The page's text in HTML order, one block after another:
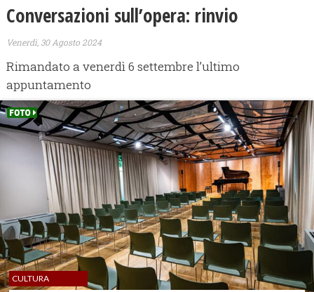
Conversazioni sull’opera: rinvio
Venerdì, 30 Agosto 2024
Rimandato a venerdì 6 settembre l’ultimo
appuntamento
CULTURA